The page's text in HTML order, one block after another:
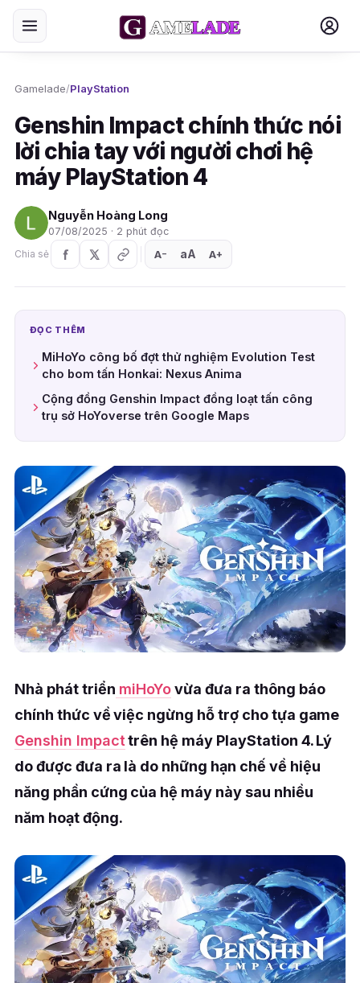
Gamelade/PlayStation
Genshin Impact chính thức nói
lời chia tay với người chơi hệ
máy PlayStation 4
Nguyễn Hoàng Long
07/08/2025 · 2 phút đọc
Chia sẻ
A− aA A+
ĐỌC THÊM
MiHoYo công bố đợt thử nghiệm Evolution Test
cho bom tấn Honkai: Nexus Anima
Cộng đồng Genshin Impact đồng loạt tấn công
trụ sở HoYoverse trên Google Maps
Nhà phát triển miHoYovừa đưa ra thông báo
chính thức về việc ngừng hỗ trợ cho tựa game
Genshin Impacttrên hệ máy PlayStation 4. Lý
do được đưa ra là do những hạn chế về hiệu
năng phần cứng của hệ máy này sau nhiều
năm hoạt động.